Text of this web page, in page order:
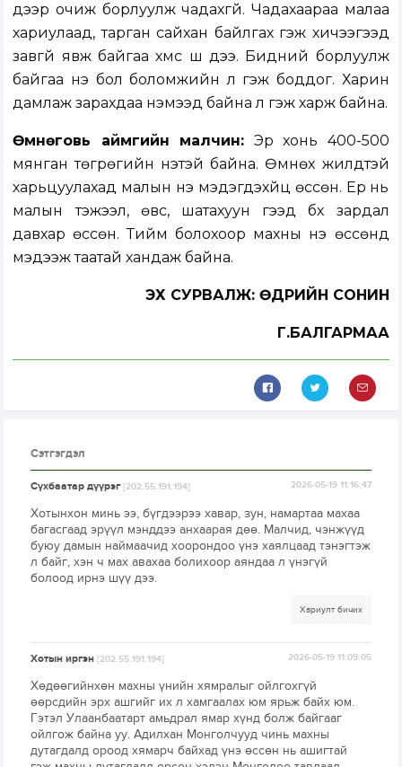
дээр очиж борлуулж чадахгүй. Чадахаараа малаа
хариулаад, тарган сайхан байлгах гэж хичээгээд
завгүй явж байгаа хүмүүс шүү дээ. Бидний борлуулж
байгаа үнэ бол боломжийн л гэж боддог. Харин
дамлаж зарахдаа нэмээд байна л гэж харж байна.
Өмнөговь аймгийн малчин:Эр хонь 400-500
мянган төгрөгийн үнэтэй байна. Өмнөх жилүүдтэй
харьцуулахад малын үнэ мэдэгдэхүйц өссөн. Ер нь
малын тэжээл, өвс, шатахуун гээд бүх зардал
давхар өссөн. Тийм болохоор махны үнэ өссөнд
мэдээж таатай хандаж байна.
ЭХ СУРВАЛЖ: ӨДРИЙН СОНИН
Г.БАЛГАРМАА
Сэтгэгдэл
Сүхбаатар дүүрэг[202.55.191.194] 2026-05-19 11:16:47
Хотынхон минь ээ, бүгдээрээ хавар, зун, намартаа махаа
багасгаад эрүүл мэнддээ анхаарая дөө. Малчид, чэнжүүд
буюу дамын наймаачид хоорондоо үнэ хаялцаад тэнэгтэж
л байг, хэн ч мах авахаа болихоор аяндаа л үнэгүй
болоод ирнэ шүү дээ.
Хариулт бичих
Хотын иргэн[202.55.191.194] 2026-05-19 11:09:05
Хөдөөгийнхөн махны үнийн хямралыг ойлгохгүй
өөрсдийн эрх ашгийг их л хамгаалах юм ярьж байх юм.
Гэтэл Улаанбаатарт амьдрал ямар хүнд болж байгааг
ойлгож байна уу. Адилхан Монголчууд чинь махны
дутагдалд ороод хямарч байхад үнэ өссөн нь ашигтай